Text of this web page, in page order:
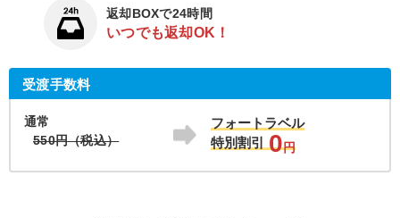
返却BOXで24時間
いつでも返却OK！
受渡手数料
通常
550円（税込）
フォートラベル
特別割引
0円